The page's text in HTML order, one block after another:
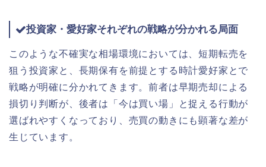
投資家・愛好家それぞれの戦略が分かれる局面
このような不確実な相場環境においては、短期転売を
狙う投資家と、長期保有を前提とする時計愛好家とで
戦略が明確に分かれてきます。前者は早期売却による
損切り判断が、後者は「今は買い場」と捉える行動が
選ばれやすくなっており、売買の動きにも顕著な差が
生じています。